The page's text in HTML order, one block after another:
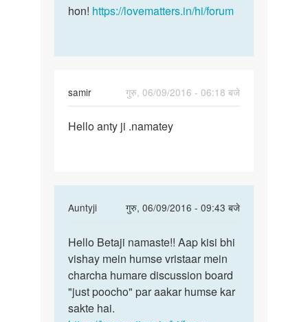
hon! https://lovematters.in/hi/forum
samir
गुरु, 06/09/2016 - 06:18 बजे
Hello
Hello anty ji .namatey
Auntyji
गुरु, 06/09/2016 - 09:43 बजे
In
to
Hello
anty
ji
.namatey
Hello
Betaji
namaste!!
Hello Betaji namaste!! Aap kisi bhi
vishay mein humse vristaar mein
charcha humare discussion board
"just poocho" par aakar humse kar
sakte hai.